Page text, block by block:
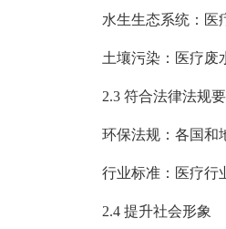
水生生态系统：医疗
土壤污染：医疗废水
2.3 符合法律法规
环保法规：各国和地
行业标准：医疗行业
2.4 提升社会形象